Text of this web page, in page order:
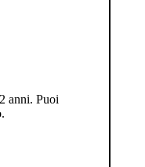
anni. Puoi